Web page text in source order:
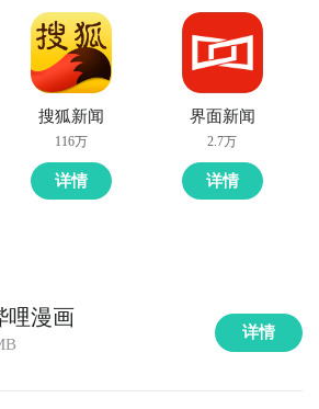
搜狐新闻
116万
详情
界面新闻
2.7万
详情
哩漫画
详情